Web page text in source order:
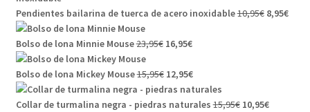
Pendientes bailarina de tuerca de acero inoxidable10,95€ 8,95€
Bolso de lona Minnie Mouse23,95€ 16,95€
Bolso de lona Mickey Mouse15,95€ 12,95€
Collar de turmalina negra - piedras naturales 15,95€ 10,95€